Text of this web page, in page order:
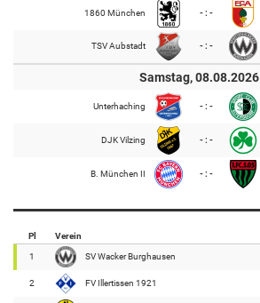
1860 München - : -
TSV Aubstadt - : -
Samstag, 08.08.2026
Unterhaching - : -
DJK Vilzing - : -
B. München II - : -
Pl Verein
1 SV Wacker Burghausen
2 FV Illertissen 1921